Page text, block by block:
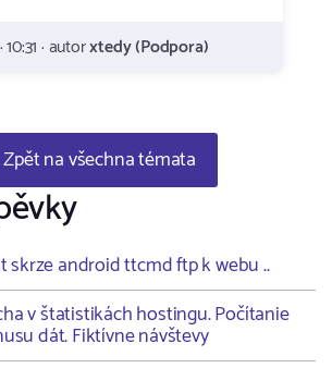
10:31 · autorxtedy (Podpora)
na všechna témata
skrze android ttcmd ftp k webu ..
v štatistikách hostingu. Počítanie
dát. Fiktívne návštevy